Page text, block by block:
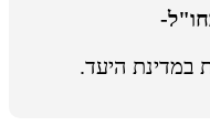
במדינת היעד.